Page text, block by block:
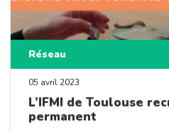
Réseau
05 avril 2023
L’IFMI de Toulouse
permanent